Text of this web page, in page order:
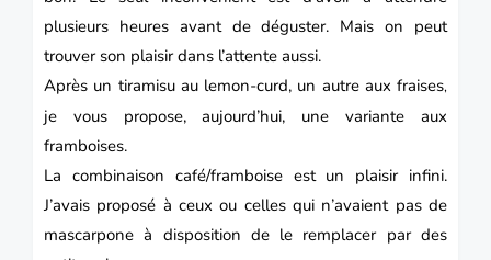
plusieurs heures avant de déguster. Mais on peut
trouver son plaisir dans l’attente aussi.
Après un tiramisu au lemon-curd, un autre aux fraises,
je vous propose, aujourd’hui, une variante aux
framboises.
La combinaison café/framboise est un plaisir infini.
J’avais proposé à ceux ou celles qui n’avaient pas de
mascarpone à disposition de le remplacer par des